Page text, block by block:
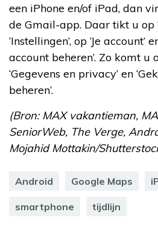
een iPhone en/of iPad, dan
de Gmail-app. Daar tikt u op
‘Instellingen’, op ‘Je account’
account beheren’. Zo komt u
‘Gegevens en privacy’ en
beheren’.
(Bron: MAX vakantieman,
SeniorWeb, The Verge,
Mojahid Mottakin/
Android Google Maps
smartphone tijdlijn